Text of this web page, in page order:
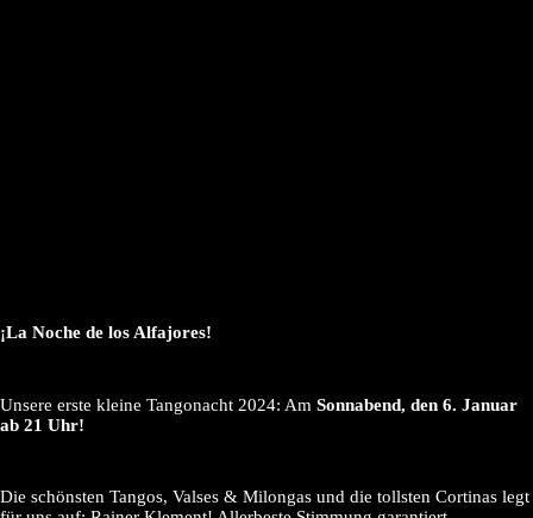
¡La Noche de los Alfajores!
Unsere erste kleine Tangonacht 2024: Am Sonnabend, den 6. Januar
ab 21 Uhr!
Die schönsten Tangos, Valses & Milongas und die tollsten Cortinas legt